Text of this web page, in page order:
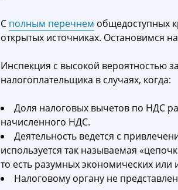
С полным перечнем общедоступных
открытых источниках. Остановимся
Инспекция с высокой вероятностью
налогоплательщика в случаях, когда:
Доля налоговых вычетов по НДС
начисленного НДС.
Деятельность ведется с
используется так называемая
то есть разумных экономических
Налоговому органу не